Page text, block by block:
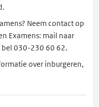
Neem contact op
Examens: mail naar
030-230 60 62.
over inburgeren,